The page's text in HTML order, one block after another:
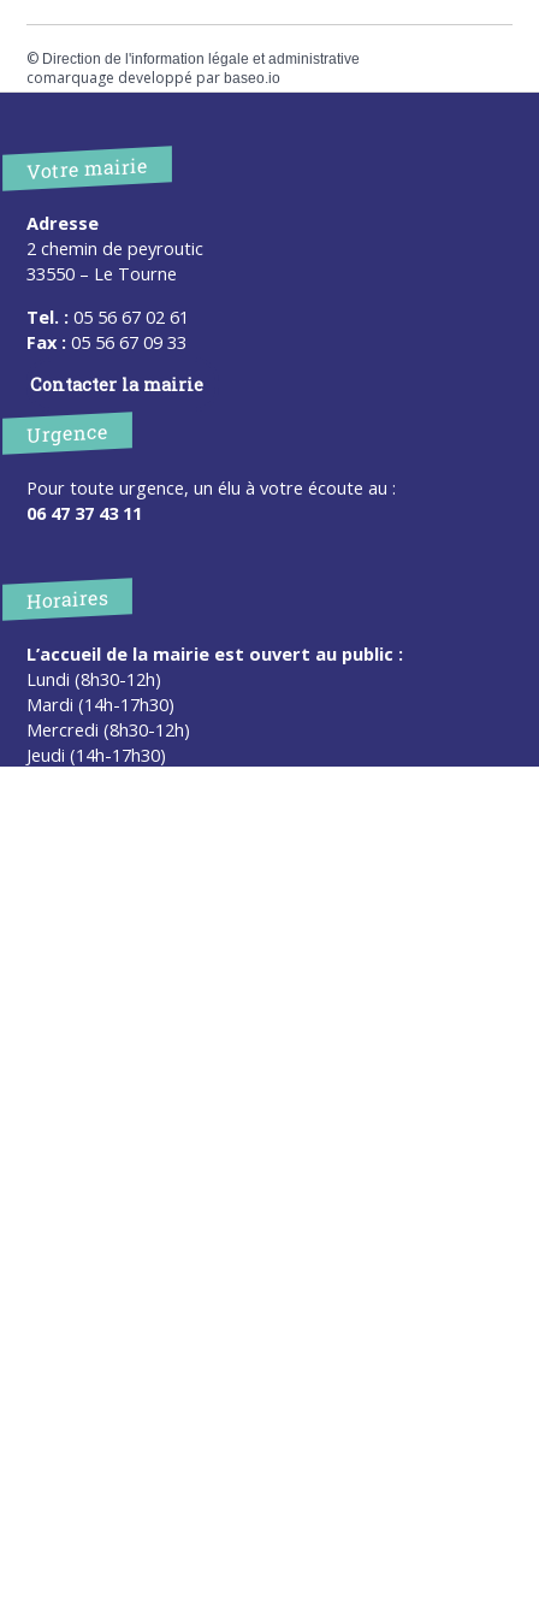
© Direction de l'information légale et administrative
comarquage developpé parbaseo.io
Votre mairie
Adresse
2 chemin de peyroutic
33550 – Le Tourne
Tel. : 05 56 67 02 61
Fax : 05 56 67 09 33
Contacter la mairie
Urgence
Pour toute urgence, un élu à votre écoute au :
06 47 37 43 11
Horaires
L’accueil de la mairie est ouvert au public :
Lundi (8h30-12h)
Mardi (14h-17h30)
Mercredi (8h30-12h)
Jeudi (14h-17h30)